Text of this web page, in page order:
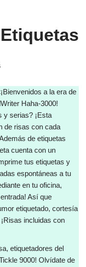
a la era de
Haha-3000!
y serias? ¡Esta
de risas con cada
de etiquetas
cuenta con un
tus etiquetas y
espontáneas a tu
en tu oficina,
Así que
etiquetado, cortesía
incluidas con
etiquetadores del
9000! Olvídate de